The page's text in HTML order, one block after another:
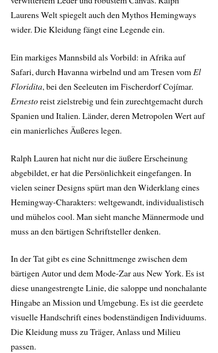
Laurens Welt spiegelt auch den Mythos Hemingways
wider. Die Kleidung fängt eine Legende ein.
Ein markiges Mannsbild als Vorbild: in Afrika auf
Safari, durch Havanna wirbelnd und am Tresen vomEl
Floridita, bei den Seeleuten im Fischerdorf Cojímar.
Ernestoreist zielstrebig und fein zurechtgemacht durch
Spanien und Italien. Länder, deren Metropolen Wert auf
ein manierliches Äußeres legen.
Ralph Lauren hat nicht nur die äußere Erscheinung
abgebildet, er hat die Persönlichkeit eingefangen. In
vielen seiner Designs spürt man den Widerklang eines
Hemingway-Charakters: weltgewandt, individualistisch
und mühelos cool. Man sieht manche Männermode und
muss an den bärtigen Schriftsteller denken.
In der Tat gibt es eine Schnittmenge zwischen dem
bärtigen Autor und dem Mode-Zar aus New York. Es ist
diese unangestrengte Linie, die saloppe und nonchalante
Hingabe an Mission und Umgebung. Es ist die geerdete
visuelle Handschrift eines bodenständigen Individuums.
Die Kleidung muss zu Träger, Anlass und Milieu
passen.